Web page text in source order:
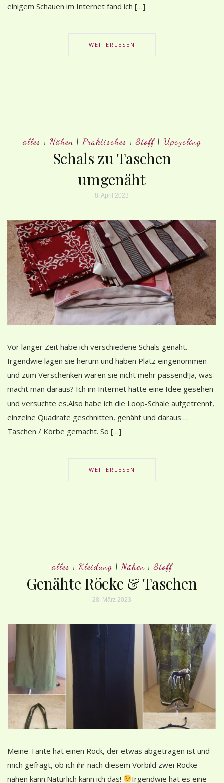
einigem Schauen im Internet fand ich […]
WEITERLESEN
alles| Nähen| Praktisches|Stoff| Upcycling
Schals zu Taschen
umgenäht
8. April 2023
Vor langer Zeit habe ich verschiedene Schals genäht.
Irgendwie lagen sie herum und haben Platz eingenommen
und zum Verschenken waren sie nicht mehr passend!Ja, was
macht man daraus? Ich im Internet hatte eine Idee gesehen
und versuchte es.Also habe ich die Loop-Schale aufgetrennt,
einzelne Quadrate geschnitten, genäht und daraus …
Taschen / Körbe gemacht. So […]
WEITERLESEN
alles| Kleidung| Nähen|Stoff
Genähte Röcke & Taschen
28. März 2023
Meine Tante hat einen Rock, der etwas abgetragen ist und
mich gefragt, ob ich ihr nach diesem Vorbild zwei Röcke
nähen kann.Natürlich kann ich das!
Irgendwie hat es eine